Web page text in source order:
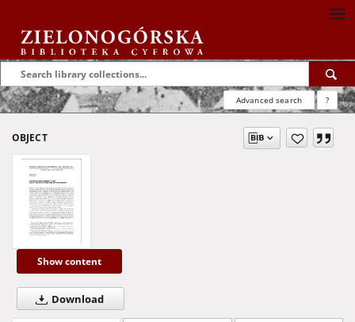
Advanced search ?
OBJECT
Show content
Download